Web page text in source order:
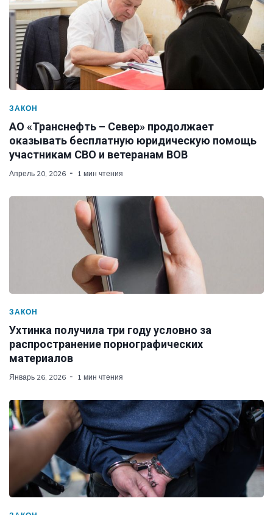
ЗАКОН
АО «Транснефть – Север» продолжает
оказывать бесплатную юридическую помощь
участникам СВО и ветеранам ВОВ
Апрель 20, 2026 1 мин чтения
ЗАКОН
Ухтинка получила три году условно за
распространение порнографических
материалов
Январь 26, 2026 1 мин чтения